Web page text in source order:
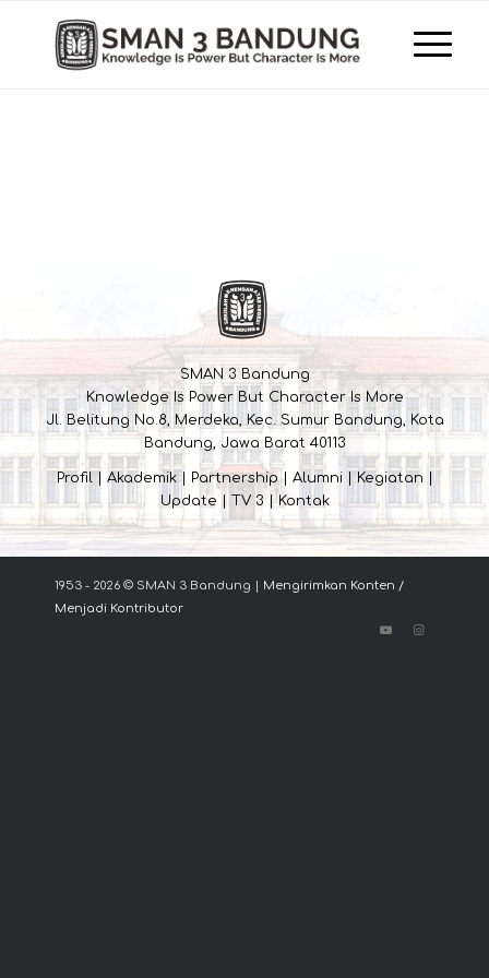
SMAN 3 Bandung
Knowledge Is Power But Character Is More
Jl. Belitung No.8, Merdeka, Kec. Sumur Bandung, Kota
Bandung, Jawa Barat 40113
Profil| Akademik| Partnership| Alumni Kegiatan
Update
TV 3|Kontak
1953 - 2026 © SMAN 3 Bandung | Mengirimkan Konten /
Menjadi Kontributor